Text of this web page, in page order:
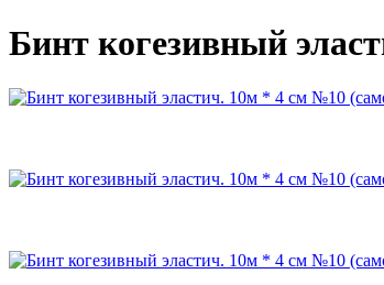
Бинт когезивный